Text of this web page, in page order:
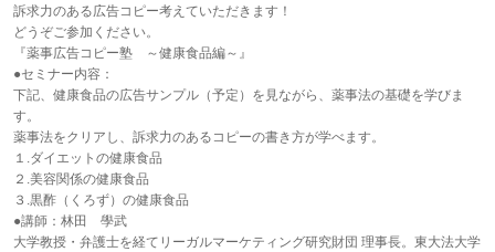
訴求力のある広告コピー考えていただきます！
どうぞご参加ください。
『薬事広告コピー塾 ～健康食品編～』
●セミナー内容：
下記、健康食品の広告サンプル（予定）を見ながら、薬事法の基礎を学びま
す。
薬事法をクリアし、訴求力のあるコピーの書き方が学べます。
１.ダイエットの健康食品
２.美容関係の健康食品
３.黒酢（くろず）の健康食品
●講師：林田 學武
大学教授・弁護士を経てリーガルマーケティング研究財団 理事長。東大法大学